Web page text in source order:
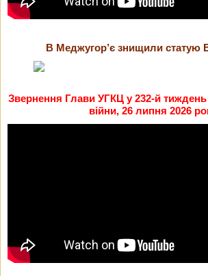
В Меджугор’є знищили статую
Звернення Глави УГКЦ у 232-й
війни, 26 липня 2026